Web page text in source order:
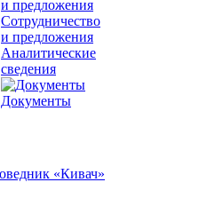
Сотрудничество
и предложения
Аналитические
сведения
Документы